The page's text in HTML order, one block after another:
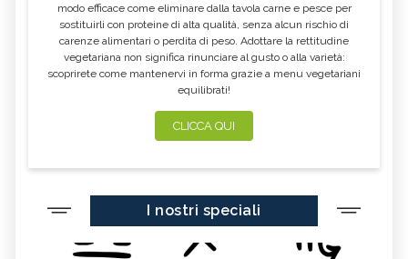
modo efficace come eliminare dalla tavola carne e pesce per
sostituirli con proteine di alta qualità, senza alcun rischio di
carenze alimentari o perdita di peso. Adottare la rettitudine
vegetariana non significa rinunciare al gusto o alla varietà:
scoprirete come mantenervi in forma grazie a menu vegetariani
equilibrati!
CLICCA QUI
I nostri speciali